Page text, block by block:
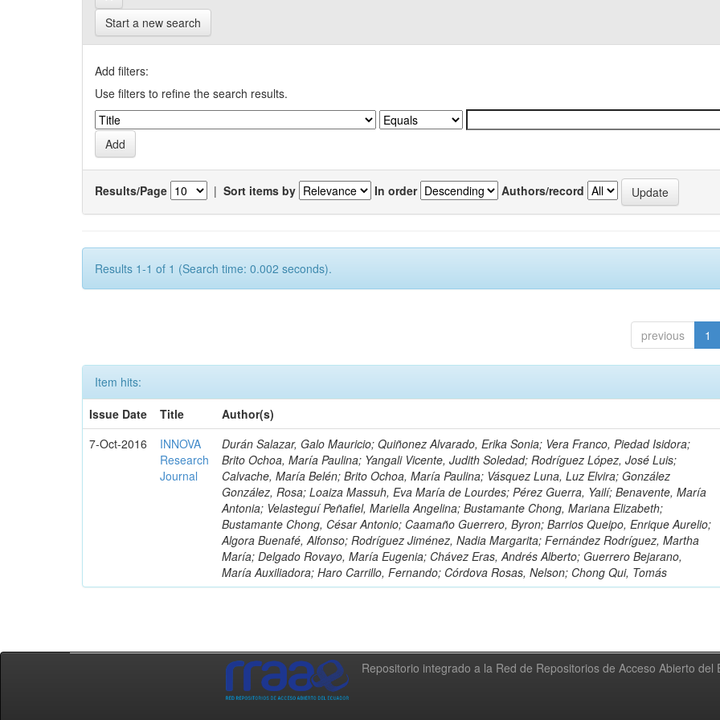
Start a new search
Add filters:
Use filters to refine the search results.
Results/Page | Sort items by In order Authors/record
Results 1-1 of 1 (Search time: 0.002 seconds).
previous 1
Item hits:
Issue Date
Title
Author(s)
7-Oct-2016
INNOVA
Research
Journal
Durán Salazar, Galo Mauricio; Quiñonez Alvarado, Erika Sonia; Vera Franco, Piedad Isidora;
Brito Ochoa, María Paulina; Yangali Vicente, Judith Soledad; Rodríguez López, José Luis;
Calvache, María Belén; Brito Ochoa, María Paulina; Vásquez Luna, Luz Elvira; González
González, Rosa; Loaiza Massuh, Eva María de Lourdes; Pérez Guerra, Yailí; Benavente, María
Antonia; Velasteguí Peñafiel, Mariella Angelina; Bustamante Chong, Mariana Elizabeth;
Bustamante Chong, César Antonio; Caamaño Guerrero, Byron; Barrios Queipo, Enrique Aurelio;
Algora Buenafé, Alfonso; Rodríguez Jiménez, Nadia Margarita; Fernández Rodríguez, Martha
María; Delgado Rovayo, María Eugenia; Chávez Eras, Andrés Alberto; Guerrero Bejarano,
María Auxiliadora; Haro Carrillo, Fernando; Córdova Rosas, Nelson; Chong Qui, Tomás
Repositorio integrado a la Red de Repositorios de Acceso Abierto del